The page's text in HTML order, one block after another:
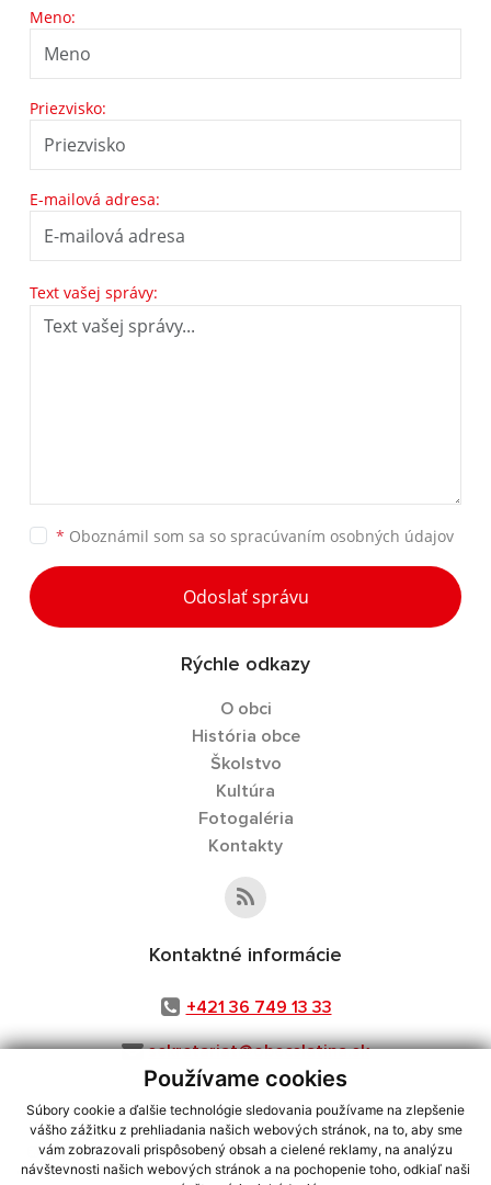
Používame cookies
Súbory cookie a ďalšie technológie sledovania používame na zlepšenie
vášho zážitku z prehliadania našich webových stránok, na to, aby sme
vám zobrazovali prispôsobený obsah a cielené reklamy, na analýzu
návštevnosti našich webových stránok a na pochopenie toho, odkiaľ naši
Meno:
Priezvisko:
E-mailová adresa:
Text vašej správy:
* Oboznámil som sa so spracúvaním osobných údajov
Odoslať správu
Rýchle odkazy
O obci
História obce
Školstvo
Kultúra
Fotogaléria
Kontakty
Kontaktné informácie
+421 36 749 13 33
sekretariat@obecslatina.sk
využite možnosť získavania aktuálnych informácií s využitím RSS
CMS systém (redakčný) systém ECHELON 2,Mapa stránok,web portál